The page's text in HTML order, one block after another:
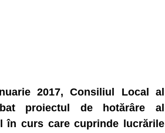
2017, Consiliul Local al
proiectul de hotărâre al
în curs care cuprinde lucrările